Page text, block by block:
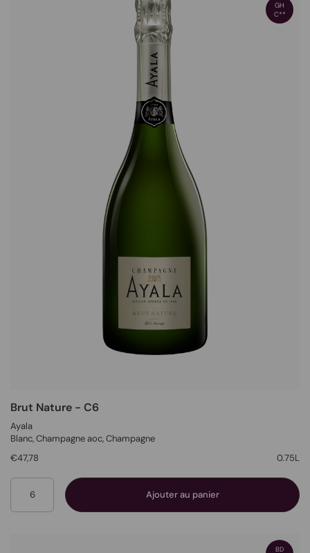
Brut Nature - C6
Ayala
Blanc, Champagne aoc,Champagne
€47,78
0.75L
Quantité
Ajouter au panier
GH
C**
BD